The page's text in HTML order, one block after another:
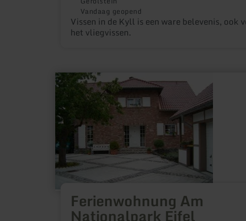
Vandaag geopend
Vissen in de Kyll is een ware belevenis, ook
het vliegvissen.
Ferienwohnung Am
Nationalpark Eifel
meer
informatie
over:
Ferienwohnung
Am
Nationalpark
Eifel